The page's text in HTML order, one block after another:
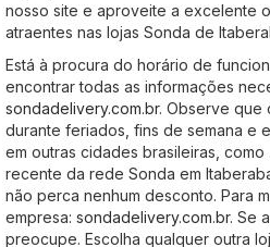
nosso site e aproveite a excelente
atraentes nas lojas Sonda de
Está à procura do horário de
encontrar todas as informações
sondadelivery.com.br. Observe que
durante feriados, fins de semana e
em outras cidades brasileiras,
recente da rede Sonda em
não perca nenhum desconto. Para
empresa: sondadelivery.com.br. Se
preocupe. Escolha qualquer outra